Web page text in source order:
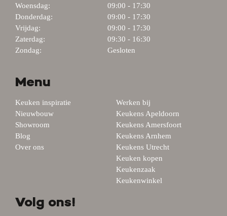
Woensdag:
09:00 - 17:30
Donderdag:
09:00 - 17:30
Vrijdag:
09:00 - 17:30
Zaterdag:
09:30 - 16:30
Zondag:
Gesloten
Menu
Keuken inspiratie
Nieuwbouw
Showroom
Blog
Over ons
Werken bij
Keukens Apeldoorn
Keukens Amersfoort
Keukens Arnhem
Keukens Utrecht
Keuken kopen
Keukenzaak
Keukenwinkel
Volg ons!